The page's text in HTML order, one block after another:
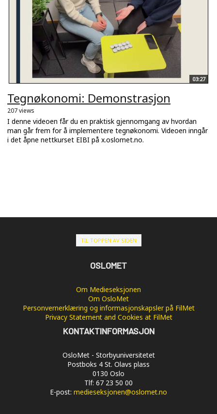
03:27
Tegnøkonomi: Demonstrasjon
207 views
I denne videoen får du en praktisk gjennomgang av hvordan
man går frem for å implementere tegnøkonomi. Videoen inngår
i det åpne nettkurset EIBI på x.oslomet.no.
TIL TOPPEN AV SIDEN
OSLOMET
Om Medieseksjonen
Om OsloMet
Personvernerklæring og informasjonskapsler på FilMet
Privacy Statement and Cookies at FilMet
KONTAKTINFORMASJON
OsloMet - Storbyuniversitetet
Postboks 4 St. Olavs plass
0130 Oslo
Tlf: 67 23 50 00
E-post: medieseksjonen@oslomet.no